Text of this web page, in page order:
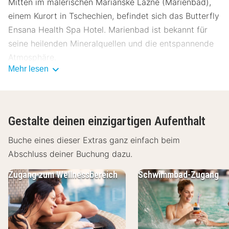
einem Kurort in Tschechien, befindet sich das Butterfly
Ensana Health Spa Hotel. Marienbad ist bekannt für
seine heilenden Mineralquellen und die entspannende
Atmosphäre.
charmanten Ambiente und erstklassiger Ausstattung
begeistern wird.
Einrichtungen Butterfly Ensana Health Spa
Hotel
Die Zimmer des Butterfly Ensana Health Spa Hotels
sind mit Schreibtisch, TV, Telefon, Safe und WLAN
sowie einem Badezimmer mit Badewanne, WC,
Mehr lesen
Gestalte deinen einzigartigen Aufenthalt
Buche eines dieser Extras ganz einfach beim
Abschluss deiner Buchung dazu.
Zugang zum Wellnessbereich Schwimmbad-Zugang